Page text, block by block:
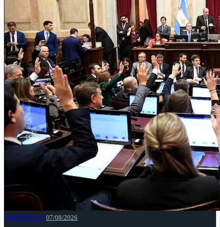
NACIONALES 07/08/2026